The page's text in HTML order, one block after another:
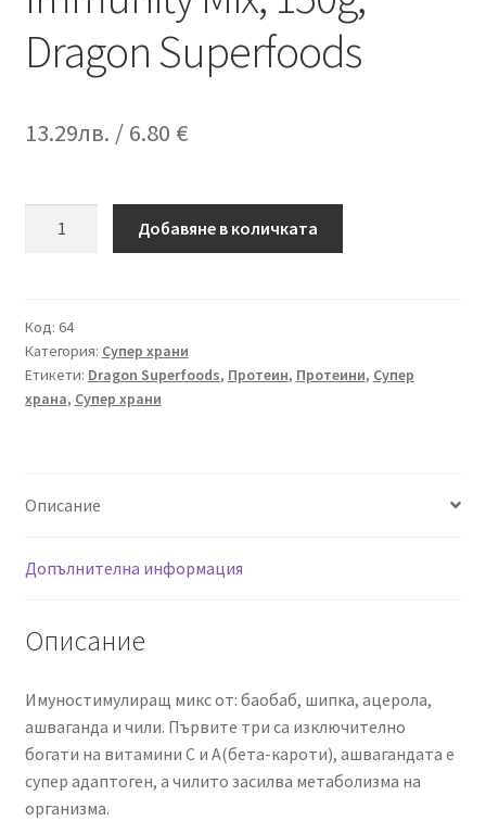
Dragon Superfoods
13.29лв. / 6.80 €
Immunity
Mix,
150g,
Dragon
Добавяне в количката
Код: 64
Категория: Супер храни
Етикети: Dragon Superfoods, Протеин, Протеини, Супер
храна, Супер храни
Описание
Допълнителна информация
Описание
Имуностимулиращ микс от: баобаб, шипка, ацерола,
ашваганда и чили. Първите три са изключително
богати на витамини С и А(бета-кароти), ашвагандата е
супер адаптоген, а чилито засилва метаболизма на
организма.